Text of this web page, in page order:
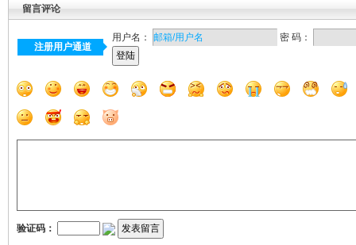
留言评论
注册用户通道
用户名： 密 码：
验证码：